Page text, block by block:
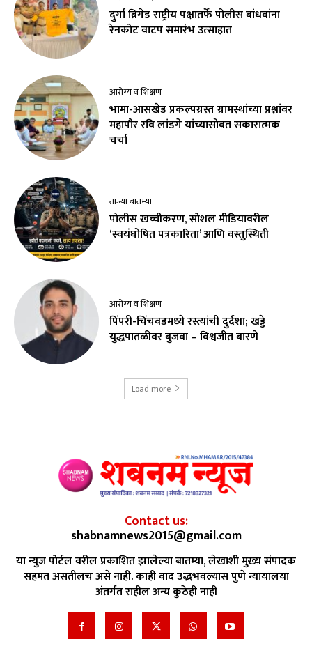
दुर्गा ब्रिगेड राष्ट्रीय पक्षातर्फे पोलीस बांधवांना
रेनकोट वाटप समारंभ उत्साहात
आरोग्य व शिक्षण
भामा-आसखेड प्रकल्पग्रस्त ग्रामस्थांच्या प्रश्नांवर
महापौर रवि लांडगे यांच्यासोबत सकारात्मक
चर्चा
ताज्या बातम्या
पोलीस खच्चीकरण, सोशल मीडियावरील
‘स्वयंघोषित पत्रकारिता’ आणि वस्तुस्थिती
आरोग्य व शिक्षण
पिंपरी-चिंचवडमध्ये रस्त्यांची दुर्दशा; खड्डे
युद्धपातळीवर बुजवा – विश्वजीत बारणे
Load more
Contact us:
shabnamnews2015@gmail.com
या न्युज पोर्टल वरील प्रकाशित झालेल्या बातम्या, लेखाशी मुख्य संपादक
सहमत असतीलच असे नाही. काही वाद उद्भभवल्यास पुणे न्यायालया
अंतर्गत राहील अन्य कुठेही नाही